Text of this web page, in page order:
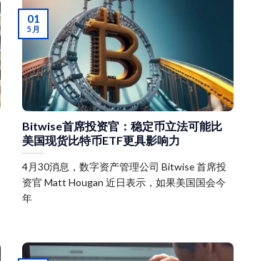
Bitwise首席投资官：稳定币立法可能比
美国现货比特币ETF更具影响力
4月30消息，数字资产管理公司 Bitwise 首席投
资官 Matt Hougan 近日表示，如果美国国会今
年
01
5 月